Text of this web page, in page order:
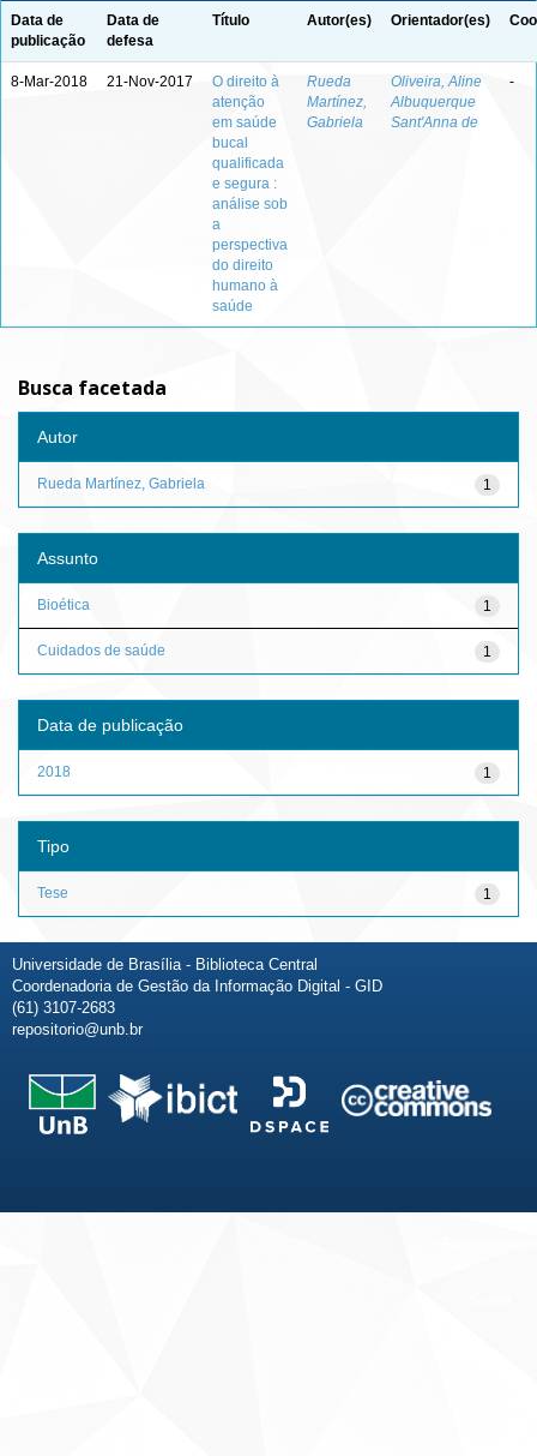
Data de
publicação
Data de
defesa
Título Autor(es) Orientador(es)
8-Mar-2018 21-Nov-2017
O direito à
atenção
em saúde
bucal
qualificada
e segura :
análise sob
a
perspectiva
do direito
humano à
saúde
Rueda
Martínez,
Gabriela
Oliveira, Aline
Albuquerque
Sant'Anna de
-
Busca facetada
Autor
1
Rueda Martínez, Gabriela
Assunto
1
Bioética
1
Cuidados de saúde
Data de publicação
1
2018
Tipo
1
Tese
Universidade de Brasília - Biblioteca Central
Coordenadoria de Gestão da Informação Digital - GID
(61) 3107-2683
repositorio@unb.br